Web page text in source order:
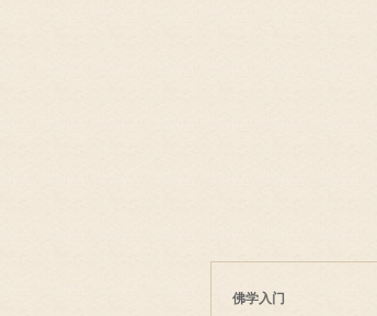
佛学入门